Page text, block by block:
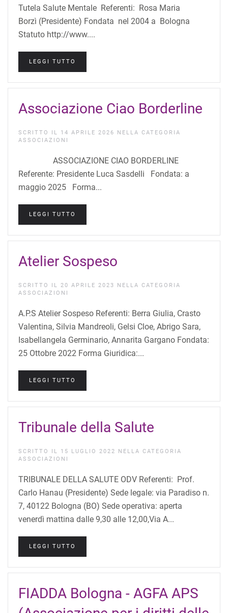
Tutela Salute Mentale Referenti: Rosa Maria
Borzì (Presidente) Fondata nel 2004 a Bologna
Statuto http://www....
LEGGI TUTTO
Associazione Ciao Borderline
SCRITTO IL 14 APRILE 2026
NELLA CATEGORIA
ASSOCIAZIONI
ASSOCIAZIONE CIAO BORDERLINE
Referente: Presidente Luca Sasdelli Fondata: a
maggio 2025 Forma...
LEGGI TUTTO
Atelier Sospeso
SCRITTO IL 20 APRILE 2023
NELLA CATEGORIA
ASSOCIAZIONI
A.P.S Atelier Sospeso Referenti: Berra Giulia, Crasto
Valentina, Silvia Mandreoli, Gelsi Cloe, Abrigo Sara,
Isabellangela Germinario, Annarita Gargano Fondata:
25 Ottobre 2022 Forma Giuridica:...
LEGGI TUTTO
Tribunale della Salute
SCRITTO IL 15 LUGLIO 2022
NELLA CATEGORIA
ASSOCIAZIONI
TRIBUNALE DELLA SALUTE ODV Referenti: Prof.
Carlo Hanau (Presidente) Sede legale: via Paradiso n.
7, 40122 Bologna (BO) Sede operativa: aperta
venerdì mattina dalle 9,30 alle 12,00,Via A...
LEGGI TUTTO
FIADDA Bologna - AGFA APS